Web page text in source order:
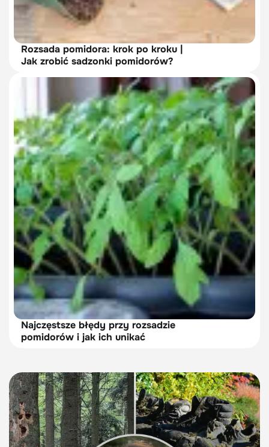
Rozsada pomidora: krok po kroku |
Jak zrobić sadzonki pomidorów?
Najczęstsze błędy przy rozsadzie
pomidorów i jak ich unikać